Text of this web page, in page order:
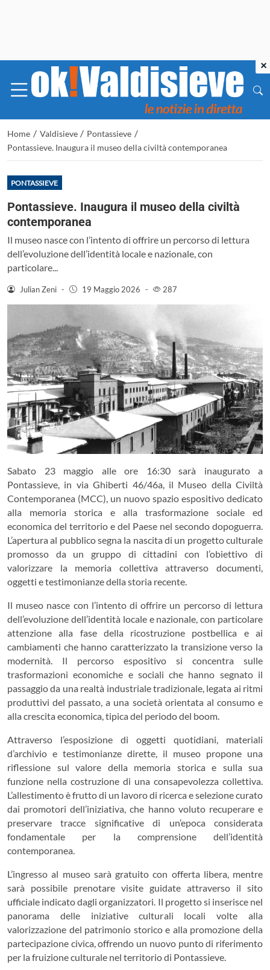
Home / Valdisieve / Pontassieve /
Pontassieve. Inaugura il museo della civiltà contemporanea
PONTASSIEVE
Pontassieve. Inaugura il museo della civiltà
contemporanea
Il museo nasce con l’intento di offrire un percorso di lettura
dell’evoluzione dell’identità locale e nazionale, con
particolare...
Julian Zeni - 19 Maggio 2026 - 287
Sabato 23 maggio alle ore 16:30 sarà inaugurato a
Pontassieve, in via Ghiberti 46/46a, il Museo della Civiltà
Contemporanea (MCC), un nuovo spazio espositivo dedicato
alla memoria storica e alla trasformazione sociale ed
economica del territorio e del Paese nel secondo dopoguerra.
L’apertura al pubblico segna la nascita di un progetto culturale
promosso da un gruppo di cittadini con l’obiettivo di
valorizzare la memoria collettiva attraverso documenti,
oggetti e testimonianze della storia recente.
Il museo nasce con l’intento di offrire un percorso di lettura
dell’evoluzione dell’identità locale e nazionale, con particolare
attenzione alla fase della ricostruzione postbellica e ai
cambiamenti che hanno caratterizzato la transizione verso la
modernità. Il percorso espositivo si concentra sulle
trasformazioni economiche e sociali che hanno segnato il
passaggio da una realtà industriale tradizionale, legata ai ritmi
produttivi del passato, a una società orientata al consumo e
alla crescita economica, tipica del periodo del boom.
Attraverso l’esposizione di oggetti quotidiani, materiali
d’archivio e testimonianze dirette, il museo propone una
riflessione sul valore della memoria storica e sulla sua
funzione nella costruzione di una consapevolezza collettiva.
L’allestimento è frutto di un lavoro di ricerca e selezione curato
dai promotori dell’iniziativa, che hanno voluto recuperare e
preservare tracce significative di un’epoca considerata
fondamentale per la comprensione dell’identità
contemporanea.
L’ingresso al museo sarà gratuito con offerta libera, mentre
sarà possibile prenotare visite guidate attraverso il sito
ufficiale indicato dagli organizzatori. Il progetto si inserisce nel
panorama delle iniziative culturali locali volte alla
valorizzazione del patrimonio storico e alla promozione della
partecipazione civica, offrendo un nuovo punto di riferimento
per la fruizione culturale nel territorio di Pontassieve.
×